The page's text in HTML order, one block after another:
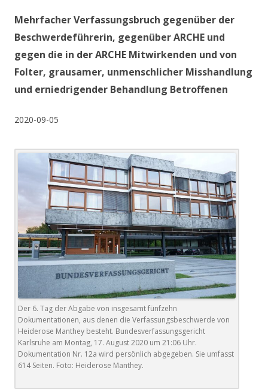
Mehrfacher Verfassungsbruch gegenüber der
Beschwerdeführerin, gegenüber ARCHE und
gegen die in der ARCHE Mitwirkenden und von
Folter, grausamer, unmenschlicher Misshandlung
und erniedrigender Behandlung Betroffenen
2020-09-05
Der 6. Tag der Abgabe von insgesamt fünfzehn
Dokumentationen, aus denen die Verfassungsbeschwerde von
Heiderose Manthey besteht. Bundesverfassungsgericht
Karlsruhe am Montag, 17. August 2020 um 21:06 Uhr.
Dokumentation Nr. 12a wird persönlich abgegeben. Sie umfasst
614 Seiten. Foto: Heiderose Manthey.